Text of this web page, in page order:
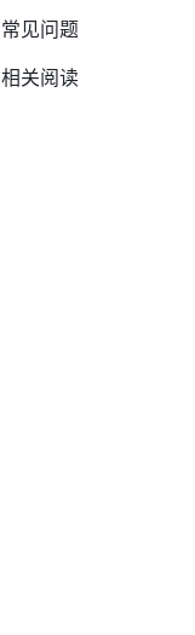
常见问题
相关阅读